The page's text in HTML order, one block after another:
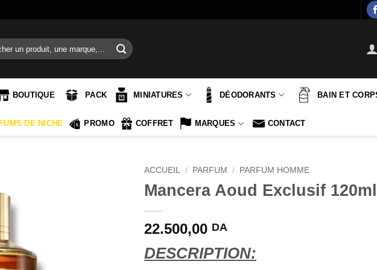
BOUTIQUE PACK MINIATURES DÉODORANTS BAIN ET
DE NICHE PROMO COFFRET MARQUES CONTACT
ACCUEIL / PARFUM / PARFUM HOMME
Mancera Aoud Exclusif
22.500,00 DA
DESCRIPTION: